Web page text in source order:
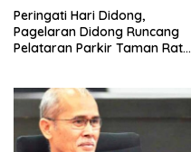
Peringati Hari Didong,
Pagelaran Didong Runcang
Pelataran Parkir Taman Ratu